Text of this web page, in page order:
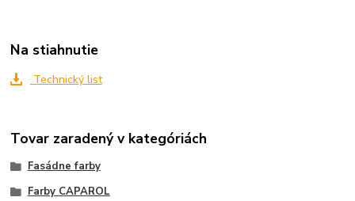
Na stiahnutie
Technický list
Tovar zaradený v kategóriách
Fasádne farby
Farby CAPAROL